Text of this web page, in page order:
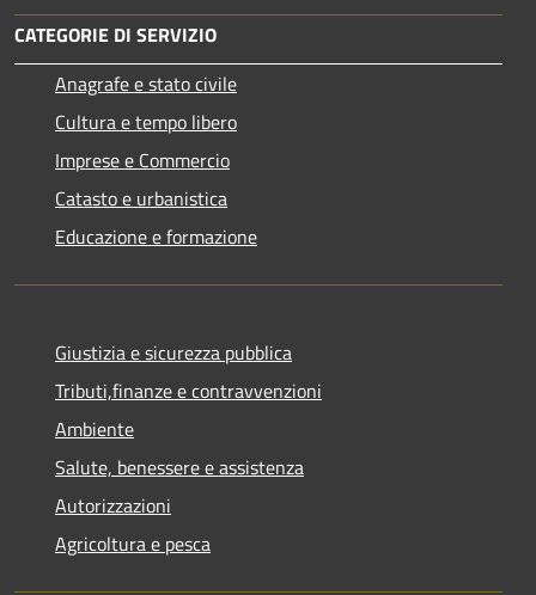
CATEGORIE DI SERVIZIO
Anagrafe e stato civile
Cultura e tempo libero
Imprese e Commercio
Catasto e urbanistica
Educazione e formazione
Giustizia e sicurezza pubblica
Tributi,finanze e contravvenzioni
Ambiente
Salute, benessere e assistenza
Autorizzazioni
Agricoltura e pesca